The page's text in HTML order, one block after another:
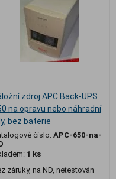
zdroj APC Back-UPS
na opravu nebo náhradní
bez baterie
číslo: APC-650-na-
1 ks
záruky, na ND, netestován